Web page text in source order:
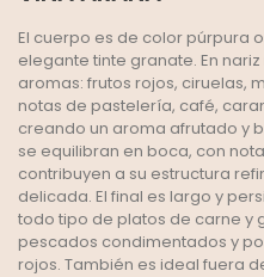
El cuerpo es de color púrpura
elegante tinte granate. En
aromas: frutos rojos, ciruelas,
notas de pastelería, café,
creando un aroma afrutado y
se equilibran en boca, con
contribuyen a su estructura
delicada. El final es largo y
todo tipo de platos de carne y
pescados condimentados y
rojos. También es ideal fuera